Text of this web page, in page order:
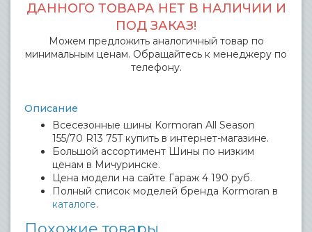
ДАННОГО ТОВАРА НЕТ В НАЛИЧИИ И
ПОД ЗАКАЗ!
Можем предложить аналогичный товар по
минимальным ценам. Обращайтесь к менеджеру по
телефону.
Описание
Всесезонные шины Kormoran All Season
155/70 R13 75T купить в интернет-магазине.
Большой ассортимент Шины по низким
ценам в Мичуринске.
Цена модели на сайте Гараж 4 190 руб.
Полный список моделей бренда Kormoran в
каталоге.